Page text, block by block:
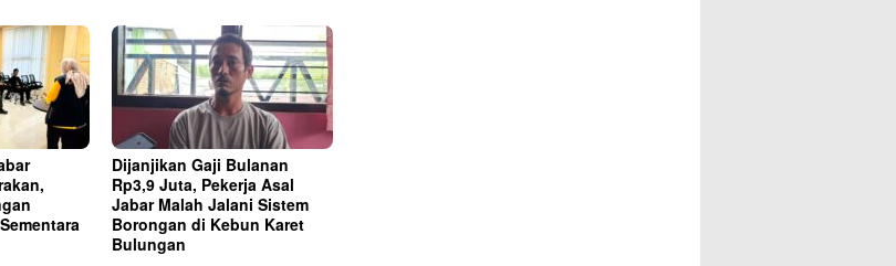
Dijanjikan Gaji Bulanan
Rp3,9 Juta, Pekerja Asal
Jabar Malah Jalani Sistem
Borongan di Kebun Karet
Bulungan